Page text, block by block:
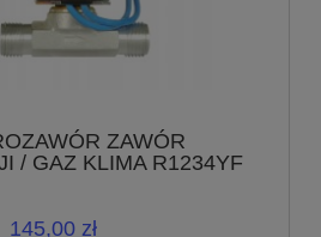
ZAWÓR
/ GAZ KLIMA R1234YF
145,00 zł